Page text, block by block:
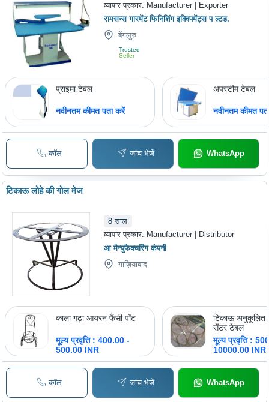
व्यापार प्रकार: Manufacturer | Exporter
रामसन्स गारमेंट फिनिशिंग इक्विपमेंट्स प ल्टड.
बेंगलुरु
Trusted
Seller
प्राइमा टेबल
नवीनतम कीमत पता करें
अपस्टीम टेबल
नवीनतम कीमत
कॉल जांच भेजें WhatsApp
टिकाऊ लोहे की गोल मेज
8 साल
व्यापार प्रकार: Manufacturer | Distributor
आ मैन्युफैक्चरिंग कंपनी
गाज़ियाबाद
काला गढ़ा आयरन फैंसी पॉट
मूल्य प्रवृत्ति : 400.00 -
500.00 INR
टिकाऊ अनुकूलित
सेंटर टेबल
मूल्य प्रवृत्ति :
10000.00 INR
कॉल जांच भेजें WhatsApp